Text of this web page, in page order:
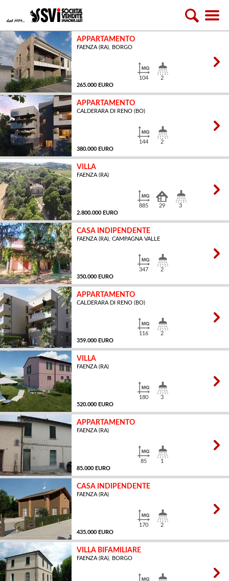
APPARTAMENTO
FAENZA (RA), BORGO
265.000 EURO
104
MQ
2
APPARTAMENTO
CALDERARA DI RENO (BO)
380.000 EURO
144 2
VILLA
FAENZA (RA)
2.800.000 EURO
885 29 3
CASA INDIPENDENTE
FAENZA (RA), CAMPAGNA VALLE
350.000 EURO
347
MQ
2
APPARTAMENTO
CALDERARA DI RENO (BO)
359.000 EURO
116 2
VILLA
FAENZA (RA)
520.000 EURO
180 3
APPARTAMENTO
FAENZA (RA)
85.000 EURO
85 1
CASA INDIPENDENTE
FAENZA (RA)
435.000 EURO
170 2
VILLA BIFAMILIARE
FAENZA (RA), BORGO